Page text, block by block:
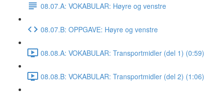
08.07.A: VOKABULAR: Høyre og venstre
08.07.B: OPPGAVE: Høyre og venstre
08.08.A: VOKABULAR: Transportmidler (del 1) (0:59)
08.08.B: VOKABULAR: Transportmidler (del 2) (1:06)